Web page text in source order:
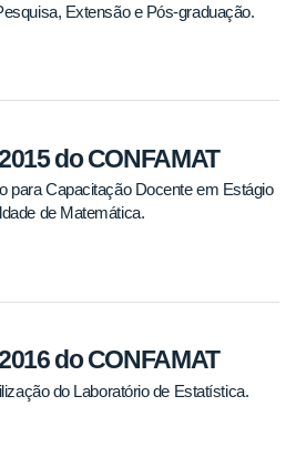
Extensão e Pós-graduação.
do CONFAMAT
para Capacitação Docente em Estágio
de Matemática.
do CONFAMAT
do Laboratório de Estatística.